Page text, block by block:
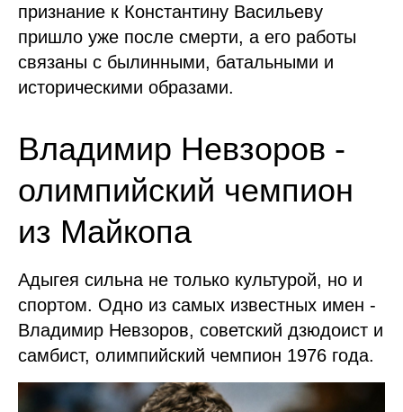
признание к Константину Васильеву
пришло уже после смерти, а его работы
связаны с былинными, батальными и
историческими образами.
Владимир Невзоров -
олимпийский чемпион
из Майкопа
Адыгея сильна не только культурой, но и
спортом. Одно из самых известных имен -
Владимир Невзоров, советский дзюдоист и
самбист, олимпийский чемпион 1976 года.